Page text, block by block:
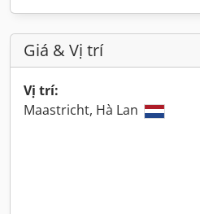
Giá & Vị trí
Vị trí:
Maastricht, Hà Lan